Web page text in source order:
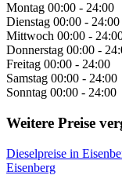
Montag 00:00 - 24:00
Dienstag 00:00 - 24:00
Mittwoch 00:00 -
Donnerstag 00:00 -
Freitag 00:00 - 24:00
Samstag 00:00 - 24:00
Sonntag 00:00 - 24:00
Weitere Preise
Dieselpreise in
Eisenberg